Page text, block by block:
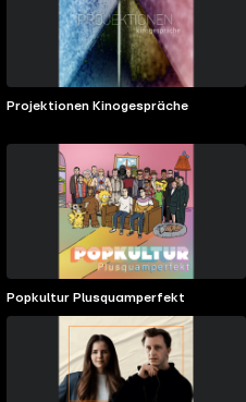
Projektionen Kinogespräche
Popkultur Plusquamperfekt